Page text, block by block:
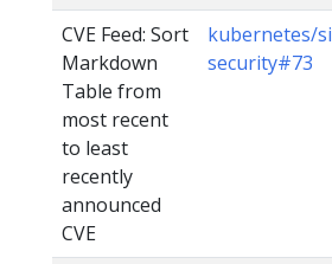
CVE Feed: Sort
Markdown
Table from
most recent
to least
recently
announced
CVE
kubernetes/
security#73